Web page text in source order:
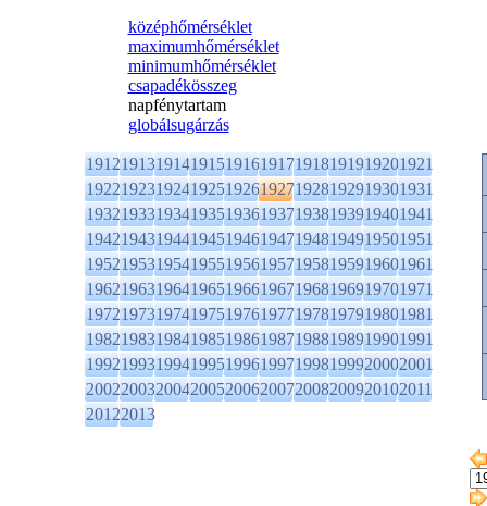
középhőmérséklet
maximumhőmérséklet
minimumhőmérséklet
csapadékösszeg
napfénytartam
globálsugárzás
1912191319141915191619171918191919201921
1922192319241925192619271928192919301931
1932193319341935193619371938193919401941
1942194319441945194619471948194919501951
1952195319541955195619571958195919601961
1962196319641965196619671968196919701971
1972197319741975197619771978197919801981
1982198319841985198619871988198919901991
1992199319941995199619971998199920002001
2002200320042005200620072008200920102011
20122013